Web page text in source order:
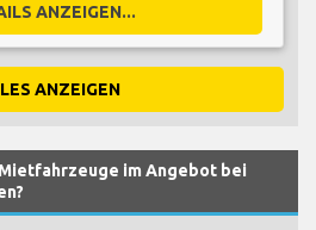
ANZEIGEN...
ANZEIGEN
im Angebot bei